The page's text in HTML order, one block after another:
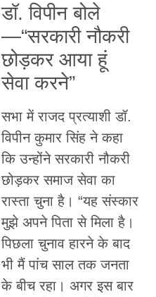
डॉ. विपीन बोले
—“सरकारी नौकरी
छोड़कर आया हूं
सेवा करने”
सभा में राजद प्रत्याशी डॉ.
विपीन कुमार सिंह ने कहा
कि उन्होंने सरकारी नौकरी
छोड़कर समाज सेवा का
रास्ता चुना है। “यह संस्कार
मुझे अपने पिता से मिला है।
पिछला चुनाव हारने के बाद
भी मैं पांच साल तक जनता
के बीच रहा। अगर इस बार